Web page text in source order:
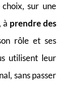
sur une
à prendre des
rôle et ses
utilisent leur
sans passer